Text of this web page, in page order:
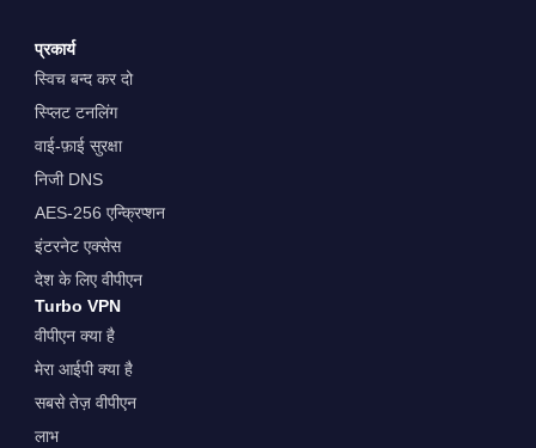
प्रकार्य
स्विच बन्द कर दो
स्प्लिट टनलिंग
वाई-फ़ाई सुरक्षा
निजी DNS
AES-256 एन्क्रिप्शन
इंटरनेट एक्सेस
देश के लिए वीपीएन
Turbo VPN
वीपीएन क्या है
मेरा आईपी क्या है
सबसे तेज़ वीपीएन
लाभ